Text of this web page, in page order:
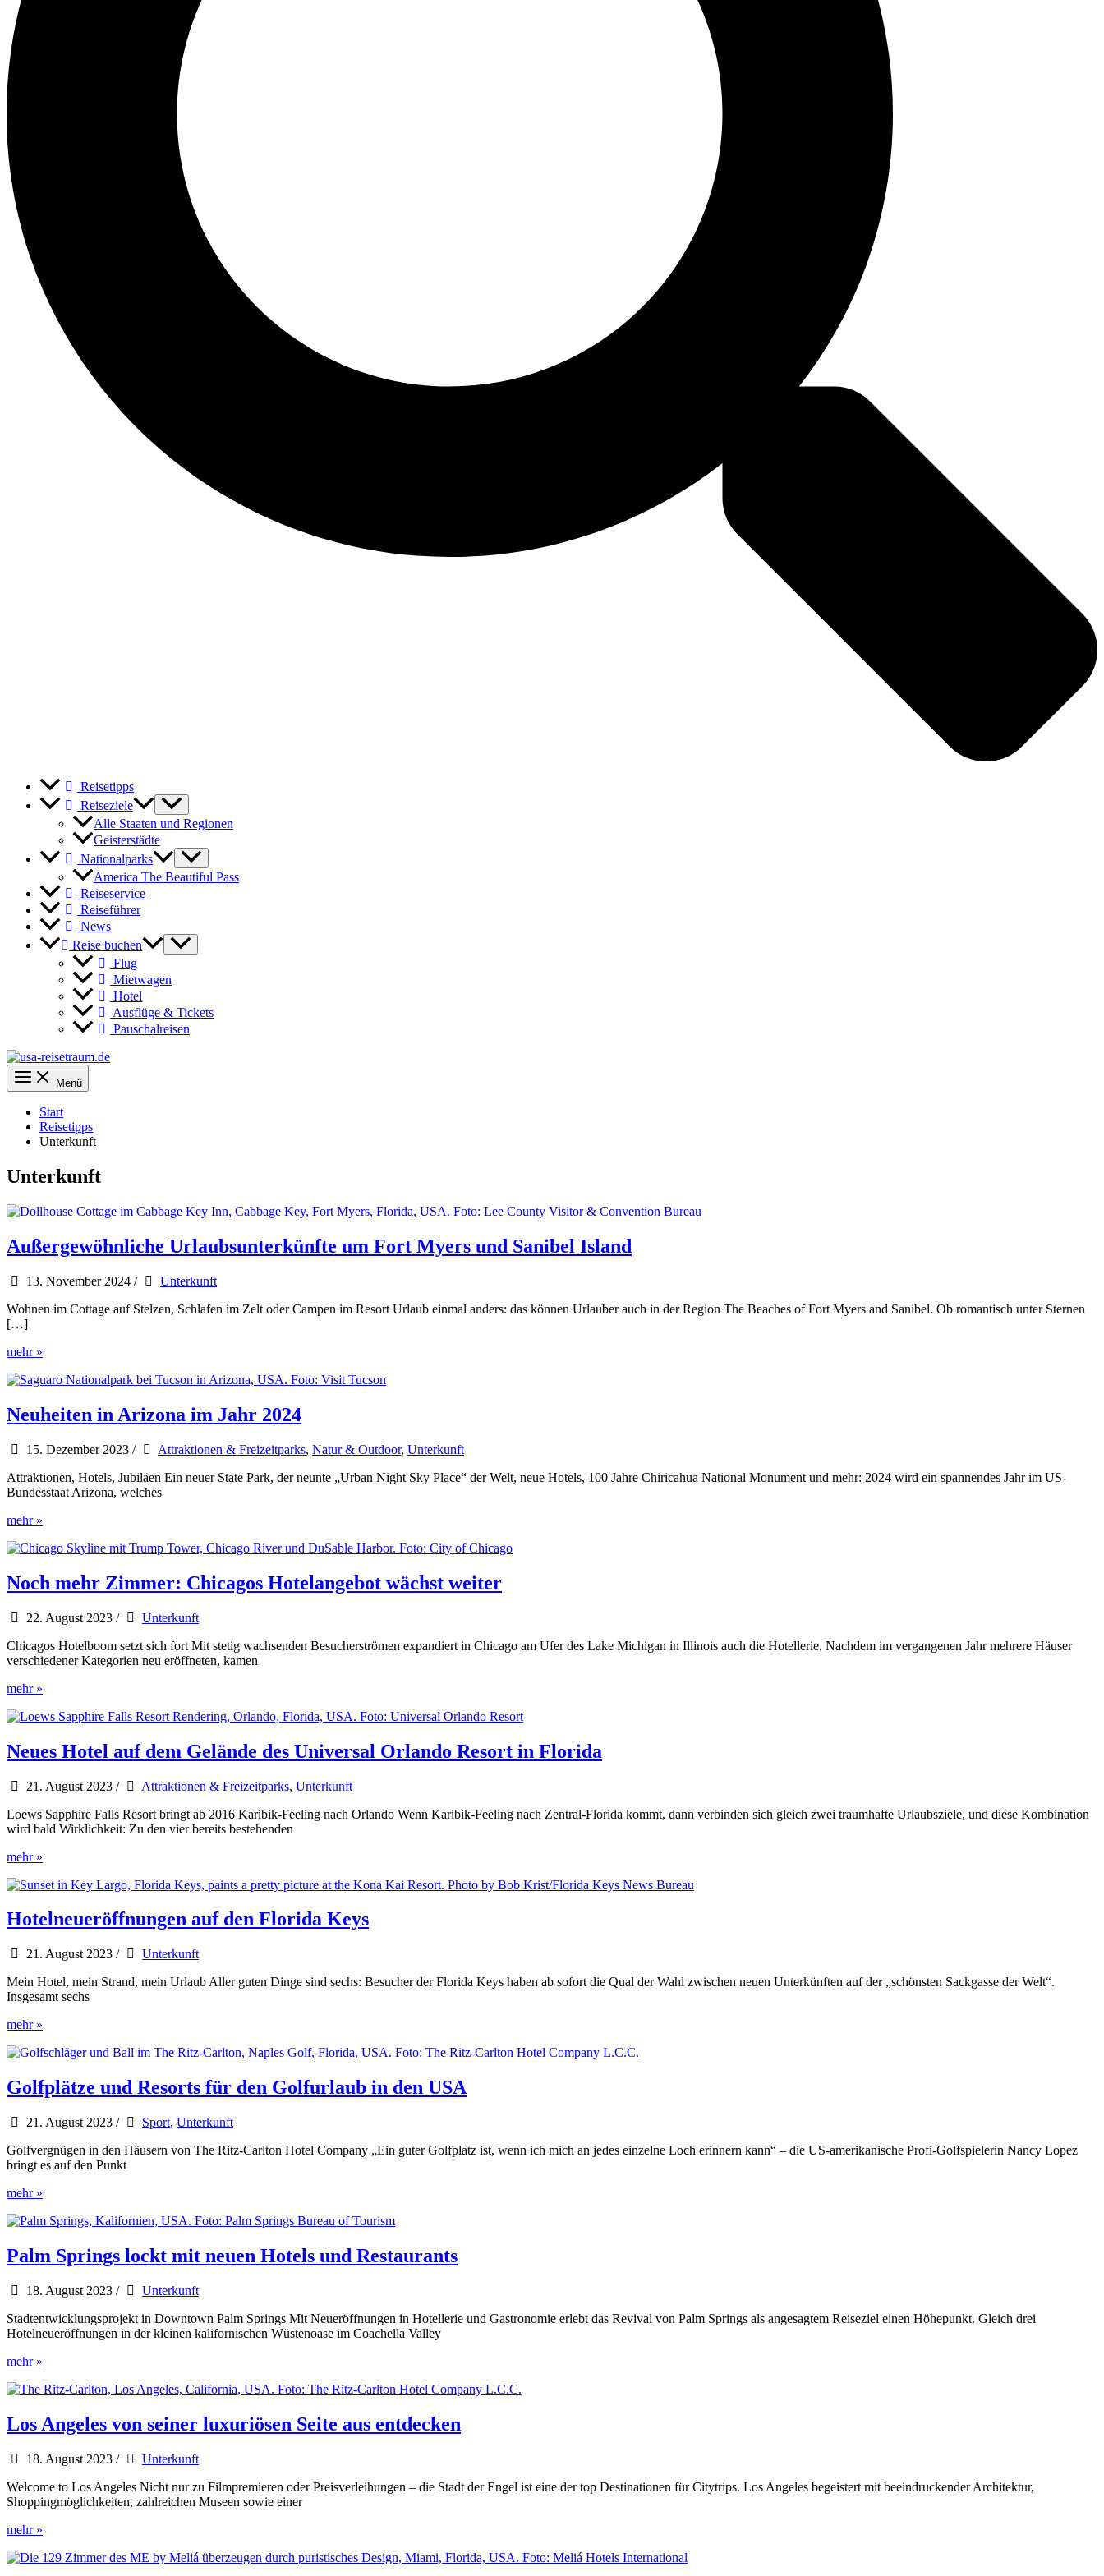
Reisetipps
Reiseziele
Alle Staaten und Regionen
Geisterstädte
Nationalparks
America The Beautiful Pass
Reiseservice
Reiseführer
News
Reise buchen
Flug
Mietwagen
Hotel
Ausflüge & Tickets
Pauschalreisen
Menü
Start
Reisetipps
Unterkunft
Unterkunft
Außergewöhnliche Urlaubsunterkünfte um Fort Myers und Sanibel Island
13. November 2024 /
Unterkunft
Wohnen im Cottage auf Stelzen, Schlafen im Zelt oder Campen im Resort Urlaub einmal anders: das können Urlauber auch in der Region The Beaches of Fort Myers and Sanibel. Ob romantisch unter Sternen
[…]
Außergewöhnliche
um
Myers
und
Island
mehr »
Neuheiten in Arizona im Jahr 2024
15. Dezember 2023 / Attraktionen & Freizeitparks, Natur & Outdoor, Unterkunft
Attraktionen, Hotels, Jubiläen Ein neuer State Park, der neunte „Urban Night Sky Place“ der Welt, neue Hotels, 100 Jahre Chiricahua National Monument und mehr: 2024 wird ein spannendes Jahr im US-
Bundesstaat Arizona, welches
Neuheiten
Arizona
Jahr
2024
mehr »
Noch mehr Zimmer: Chicagos Hotelangebot wächst weiter
22. August 2023 /
Unterkunft
Chicagos Hotelboom setzt sich fort Mit stetig wachsenden Besucherströmen expandiert in Chicago am Ufer des Lake Michigan in Illinois auch die Hotellerie. Nachdem im vergangenen Jahr mehrere Häuser
verschiedener Kategorien neu eröffneten, kamen
Noch
Zimmer:
Hotelangebot
wächst
mehr »
Neues Hotel auf dem Gelände des Universal Orlando Resort in Florida
21. August 2023 / Attraktionen & Freizeitparks, Unterkunft
Loews Sapphire Falls Resort bringt ab 2016 Karibik-Feeling nach Orlando Wenn Karibik-Feeling nach Zentral-Florida kommt, dann verbinden sich gleich zwei traumhafte Urlaubsziele, und diese Kombination
wird bald Wirklichkeit: Zu den vier bereits bestehenden
Neues
auf
Gelände
des
Orlando
Resort
in
Florida
mehr »
Hotelneueröffnungen auf den Florida Keys
21. August 2023 /
Unterkunft
Mein Hotel, mein Strand, mein Urlaub Aller guten Dinge sind sechs: Besucher der Florida Keys haben ab sofort die Qual der Wahl zwischen neuen Unterkünften auf der „schönsten Sackgasse der Welt“.
Insgesamt sechs
Hotelneueröffnungen
den
Keys
mehr »
Golfplätze und Resorts für den Golfurlaub in den USA
21. August 2023 / Sport, Unterkunft
Golfvergnügen in den Häusern von The Ritz-Carlton Hotel Company „Ein guter Golfplatz ist, wenn ich mich an jedes einzelne Loch erinnern kann“ – die US-amerikanische Profi-Golfspielerin Nancy Lopez
bringt es auf den Punkt
Golfplätze
Resorts
den
Golfurlaub
den
mehr »
Palm Springs lockt mit neuen Hotels und Restaurants
18. August 2023 /
Unterkunft
Stadtentwicklungsprojekt in Downtown Palm Springs Mit Neueröffnungen in Hotellerie und Gastronomie erlebt das Revival von Palm Springs als angesagtem Reiseziel einen Höhepunkt. Gleich drei
Hotelneueröffnungen in der kleinen kalifornischen Wüstenoase im Coachella Valley
Palm
lockt
neuen
Hotels
Restaurants
mehr »
Los Angeles von seiner luxuriösen Seite aus entdecken
18. August 2023 /
Unterkunft
Welcome to Los Angeles Nicht nur zu Filmpremieren oder Preisverleihungen – die Stadt der Engel ist eine der top Destinationen für Citytrips. Los Angeles begeistert mit beeindruckender Architektur,
Shoppingmöglichkeiten, zahlreichen Museen sowie einer
Los
von
mehr »